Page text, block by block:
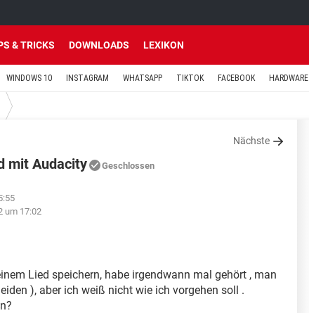
& TRICKS DOWNLOADS LEXIKON
WINDOWS 10 INSTAGRAM WHATSAPP TIKTOK FACEBOOK HARDWARE
Nächste
mit Audacity Geschlossen
um 17:02
Lied speichern, habe irgendwann mal gehört , man
), aber ich weiß nicht wie ich vorgehen soll .